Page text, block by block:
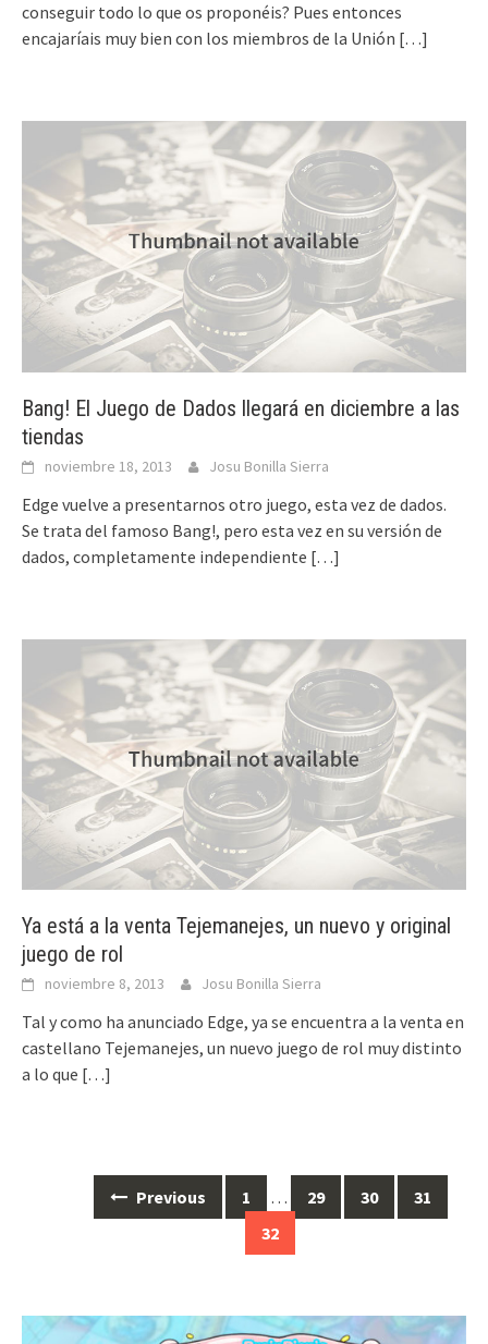
conseguir todo lo que os proponéis? Pues entonces
encajaríais muy bien con los miembros de la Unión […]
Bang! El Juego de Dados llegará en diciembre a las
tiendas
noviembre 18, 2013 Josu Bonilla Sierra
Edge vuelve a presentarnos otro juego, esta vez de dados.
Se trata del famoso Bang!, pero esta vez en su versión de
dados, completamente independiente […]
Ya está a la venta Tejemanejes, un nuevo y original
juego de rol
noviembre 8, 2013 Josu Bonilla Sierra
Tal y como ha anunciado Edge, ya se encuentra a la venta en
castellano Tejemanejes, un nuevo juego de rol muy distinto
a lo que […]
navigation
Previous 1 … 29 30
31
32